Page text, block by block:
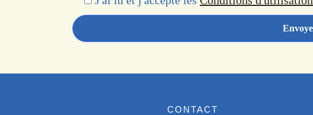
CONTACT